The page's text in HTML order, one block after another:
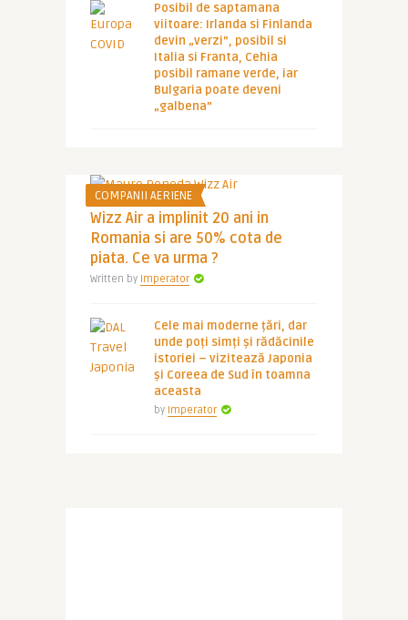
Posibil de saptamana
viitoare: Irlanda si Finlanda
devin „verzi”, posibil si
Italia si Franta, Cehia
posibil ramane verde, iar
Bulgaria poate deveni
„galbena”
COMPANII AERIENE
Wizz Air a implinit 20 ani in
Romania si are 50% cota de
piata. Ce va urma ?
Written by Imperator
Cele mai moderne țări, dar
unde poți simți și rădăcinile
istoriei – vizitează Japonia
și Coreea de Sud în toamna
aceasta
by Imperator